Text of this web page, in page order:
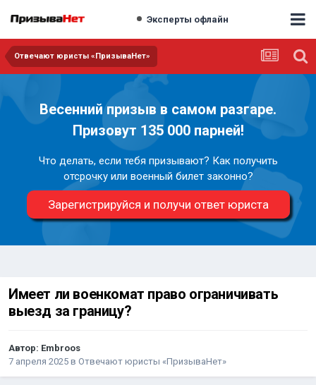
Эксперты офлайн
Отвечают юристы «ПризываНет»
Весенний призыв в самом разгаре.
Призовут 135 000 парней!
Что делать, если тебя призывают? Как получить
отсрочку или военный билет законно?
Зарегистрируйся и получи ответ юриста
Имеет ли военкомат право ограничивать
выезд за границу?
Автор: Embroos
7 апреля 2025 в Отвечают юристы «ПризываНет»